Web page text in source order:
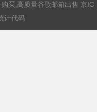
买,高质量谷歌邮箱出售 京IC
计代码